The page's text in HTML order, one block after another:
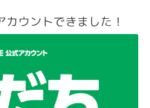
ウントできました！